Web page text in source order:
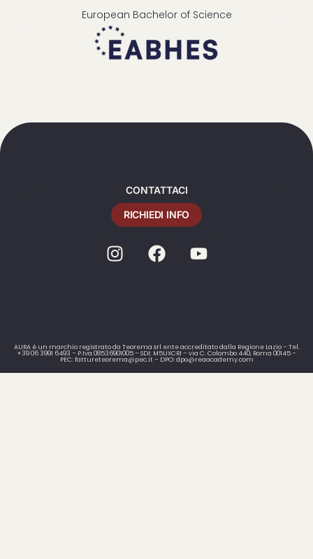
European Bachelor of Science
CONTATTACI
RICHIEDI INFO
AURA è un marchio registrato da Teorema srl ente accreditato dalla Regione Lazio – Tel.
+39 06 3991 6493 – P.Iva 08536901005 – SDI: M5UXCR1 – via C. Colombo 440, Roma 00145 –
PEC: fattureteorema@pec.it – DPO: dpo@reaacademy.com